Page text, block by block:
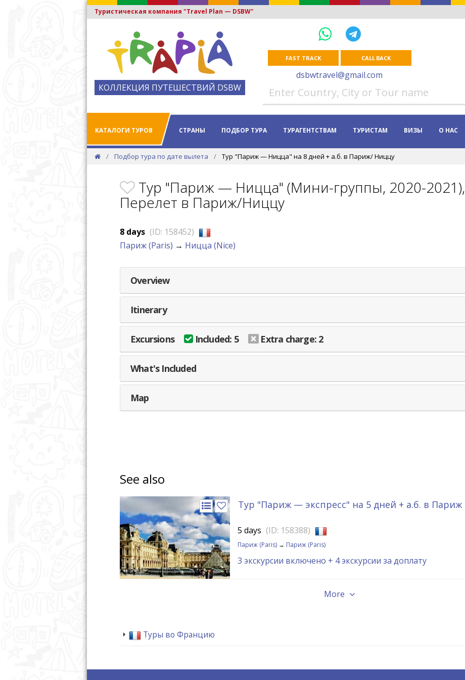
Туристическая компания "Travel Plan — DSBW"
КОЛЛЕКЦИЯ ПУТЕШЕСТВИЙ DSBW
FAST TRACK CALL BACK
dsbwtravel@gmail.com
КАТАЛОГИ ТУРОВ СТРАНЫ ПОДБОР ТУРА ТУРАГЕНТСТВАМ ТУРИСТАМ ВИЗЫ О НАС
Подбор тура по дате вылета Тур "Париж — Ницца" на 8 дней + а.б. в Париж/ Ниццу
Тур "Париж — Ницца" (Мини-группы, 2020-2021),
Перелет в Париж/Ниццу
8 days (ID: 158452)
Париж (Paris) → Ницца (Nice)
Overview
Itinerary
Excursions Included: 5 Extra charge: 2
What's Included
Map
See also
Тур "Париж — экспресс" на 5 дней + а.б. в Париж
5 days (ID: 158388)
Париж (Paris)→ Париж (Paris)
3 экскурсии включено + 4 экскурсии за доплату
More
Туры во Францию